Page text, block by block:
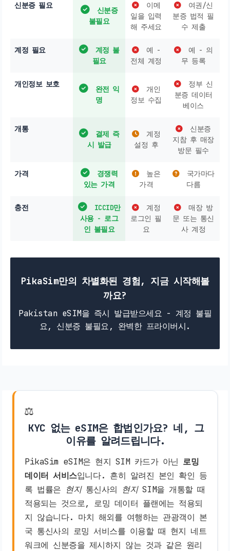
신분증 필요
신분증
불필요
이메
일을 입력
해 주세요
여권/신
분증 법적 필
수 제출
계정 필요
계정 불
필요
예 -
전체 계정
예 - 의
무 등록
개인정보 보호
완전 익
명
개인
정보 수집
정부 신
분증 데이터
베이스
개통
결제 즉
시 발급
계정
설정 후
신분증
지참 후 매장
방문 필수
가격
경쟁력
있는 가격
높은
가격
국가마다
다름
충전
ICCID만
사용 - 로그
인 불필요
계정
로그인 필
요
매장 방
문 또는 통신
사 계정
PikaSim만의 차별화된 경험, 지금 시작해볼
까요?
Pakistan eSIM을 즉시 발급받으세요 - 계정 불필
요, 신분증 불필요, 완벽한 프라이버시.
⚖️
KYC 없는 eSIM은 합법인가요? 네, 그
이유를 알려드립니다.
PikaSim eSIM은 현지 SIM 카드가 아닌 로밍
데이터 서비스입니다. 흔히 알려진 본인 확인 등
록 법률은 현지통신사의 현지SIM을 개통할 때
적용되는 것으로, 로밍 데이터 플랜에는 적용되
지 않습니다. 마치 해외를 여행하는 관광객이 본
국 통신사의 로밍 서비스를 이용할 때 현지 네트
워크에 신분증을 제시하지 않는 것과 같은 원리